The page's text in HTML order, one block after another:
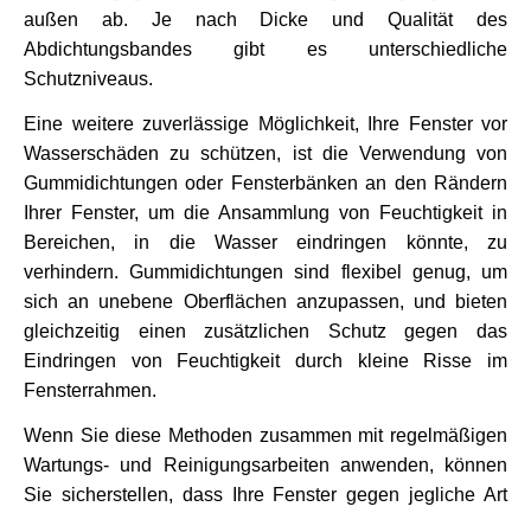
außen ab. Je nach Dicke und Qualität des
Abdichtungsbandes gibt es unterschiedliche
Schutzniveaus.
Eine weitere zuverlässige Möglichkeit, Ihre Fenster vor
Wasserschäden zu schützen, ist die Verwendung von
Gummidichtungen oder Fensterbänken an den Rändern
Ihrer Fenster, um die Ansammlung von Feuchtigkeit in
Bereichen, in die Wasser eindringen könnte, zu
verhindern. Gummidichtungen sind flexibel genug, um
sich an unebene Oberflächen anzupassen, und bieten
gleichzeitig einen zusätzlichen Schutz gegen das
Eindringen von Feuchtigkeit durch kleine Risse im
Fensterrahmen.
Wenn Sie diese Methoden zusammen mit regelmäßigen
Wartungs- und Reinigungsarbeiten anwenden, können
Sie sicherstellen, dass Ihre Fenster gegen jegliche Art